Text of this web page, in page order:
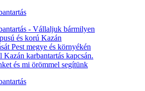
- Vállaljuk bármilyen
és korú Kazán
Pest megye és környékén
Kazán karbantartás kapcsán.
és mi örömmel segítünk